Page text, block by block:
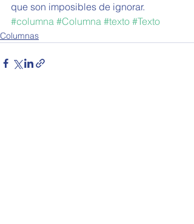
que son imposibles de ignorar.
#columna #Columna #texto #Texto
Columnas